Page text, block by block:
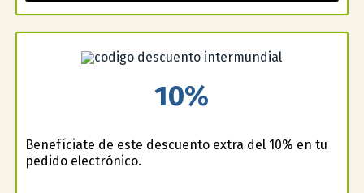
10%
Benefíciate de este descuento extra del 10% en tu
pedido electrónico.